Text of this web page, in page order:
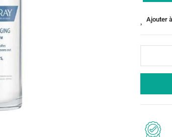
Ajouter